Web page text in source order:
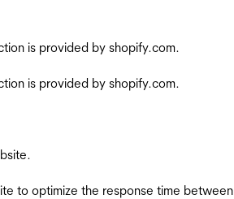
is provided by shopify.com.
is provided by shopify.com.
to optimize the response time